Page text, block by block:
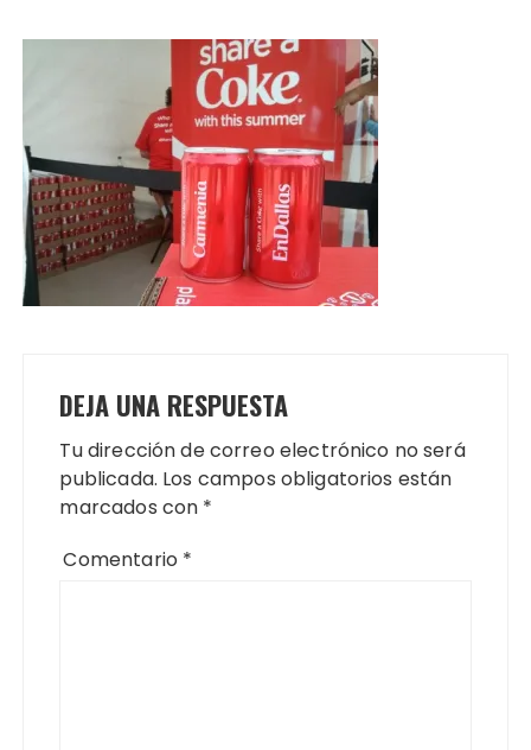
DEJA UNA RESPUESTA
Tu dirección de correo electrónico no será
publicada. Los campos obligatorios están
marcados con *
Comentario *